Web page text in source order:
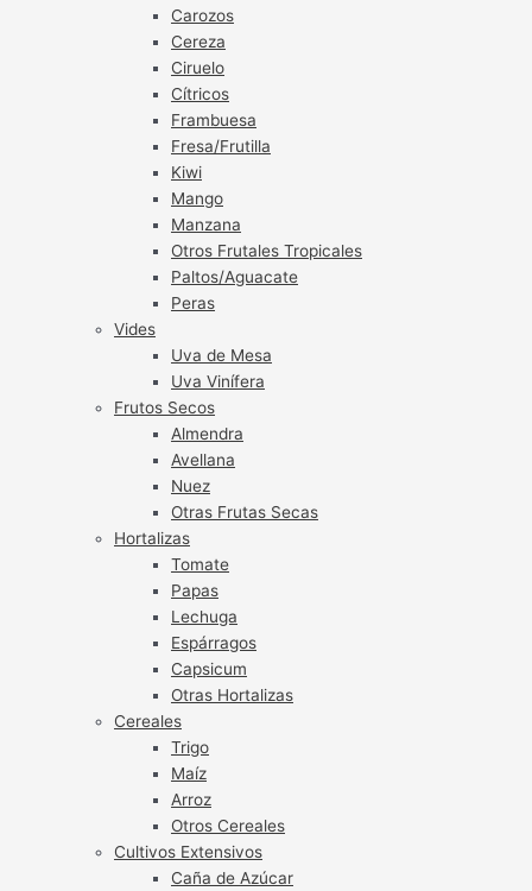
Carozos
Cereza
Ciruelo
Cítricos
Frambuesa
Fresa/Frutilla
Kiwi
Mango
Manzana
Otros Frutales Tropicales
Paltos/Aguacate
Peras
Vides
Uva de Mesa
Uva Vinífera
Frutos Secos
Almendra
Avellana
Nuez
Otras Frutas Secas
Hortalizas
Tomate
Papas
Lechuga
Espárragos
Capsicum
Otras Hortalizas
Cereales
Trigo
Maíz
Arroz
Otros Cereales
Cultivos Extensivos
Caña de Azúcar